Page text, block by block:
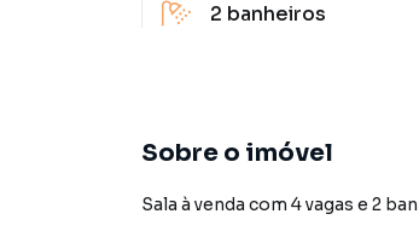
2 banheiros
Sobre o imóvel
Sala à venda com 4 vagas e 2